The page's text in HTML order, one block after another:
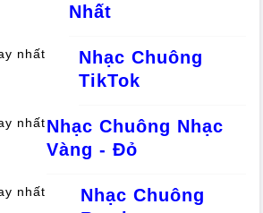
Nhất
Nhạc Chuông
TikTok
Nhạc Chuông Nhạc
Vàng - Đỏ
Nhạc Chuông